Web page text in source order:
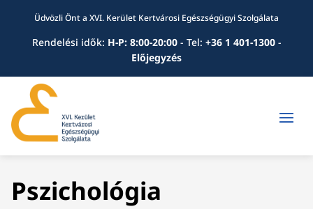
Üdvözli Önt a XVI. Kerület Kertvárosi Egészségügyi Szolgálata
Rendelési idők: H-P: 8:00-20:00 - Tel: +36 1 401-1300-
Előjegyzés
Pszichológia